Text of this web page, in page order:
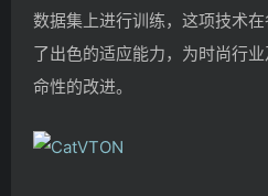
数据集上进行训练，这项技术
了出色的适应能力，为时尚行
命性的改进。